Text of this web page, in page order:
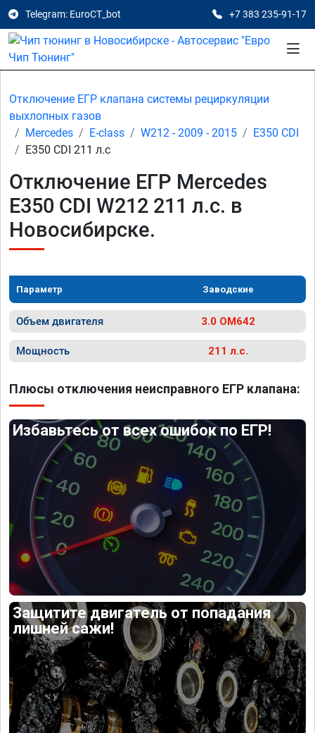
Telegram: EuroCT_bot +7 383 235-91-17
Отключение ЕГР клапана системы рециркуляции
выхлопных газов
Mercedes
E-class W212 - 2009 - 2015
E350 CDI
E350 CDI 211 л.с
Отключение ЕГР Mercedes
E350 CDI W212 211 л.с. в
Новосибирске.
Параметр Заводские
Объем двигателя 3.0 OM642
Мощность 211 л.с.
Плюсы отключения неисправного ЕГР клапана:
Избавьтесь от всех ошибок по ЕГР!
Защитите двигатель от попадания
лишней сажи!